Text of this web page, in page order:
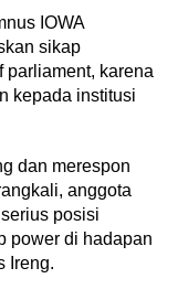
IOWA
sikap
parliament, karena
kepada institusi
dan merespon
anggota
posisi
power di hadapan
Ireng.